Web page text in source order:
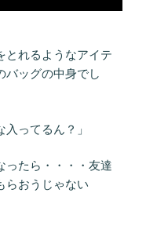
とれるようなアイテ
バッグの中身でし
入ってるん？」
ったら・・・・友達
らおうじゃない